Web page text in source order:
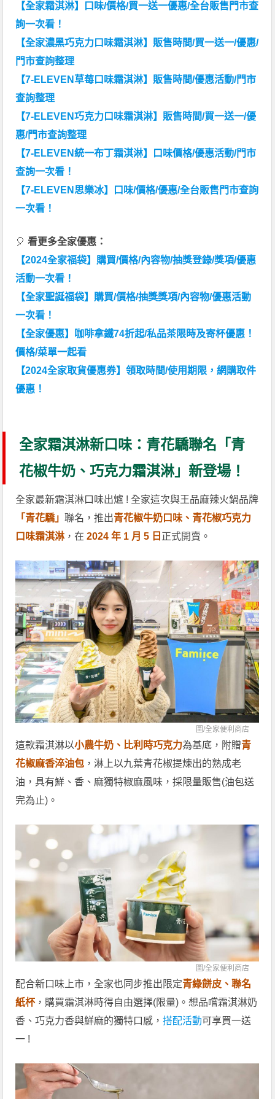
【全家霜淇淋】口味/價格/買一送一優惠/全台販售門市查
詢一次看！
【全家濃黑巧克力口味霜淇淋】販售時間/買一送一/優惠/
門市查詢整理
【7-ELEVEN草莓口味霜淇淋】販售時間/優惠活動/門市
查詢整理
【7-ELEVEN巧克力口味霜淇淋】販售時間/買一送一/優
惠/門市查詢整理
【7-ELEVEN統一布丁霜淇淋】口味價格/優惠活動/門市
查詢一次看！
【7-ELEVEN思樂冰】口味/價格/優惠/全台販售門市查詢
一次看！
🎈看更多全家優惠：
【2024全家福袋】購買/價格/內容物/抽獎登錄/獎項/優惠
活動一次看！
【全家聖誕福袋】購買/價格/抽獎獎項/內容物/優惠活動
一次看！
【全家優惠】咖啡拿鐵74折起/私品茶限時及寄杯優惠！
價格/菜單一起看
【2024全家取貨優惠券】領取時間/使用期限，網購取件
優惠！
全家霜淇淋新口味：青花驕聯名「青
花椒牛奶、巧克力霜淇淋」新登場！
全家最新霜淇淋口味出爐 ! 全家這次與王品麻辣火鍋品牌
「青花驕」聯名，推出青花椒牛奶口味、青花椒巧克力
口味霜淇淋，在2024 年 1 月 5 日 正式開賣。
圖/全家便利商店
這款霜淇淋以小農牛奶、比利時巧克力為基底，附贈青
花椒麻香淬油包 ，淋上以九葉青花椒提煉出的熟成老
油，具有鮮、香、麻獨特椒麻風味，採限量販售(油包送
完為止)。
圖/全家便利商店
配合新口味上市，全家也同步推出限定青綠餅皮、聯名
紙杯，購買霜淇淋時得自由選擇(限量)。想品嚐霜淇淋奶
香、巧克力香與鮮麻的獨特口感，搭配活動可享買一送
一 !